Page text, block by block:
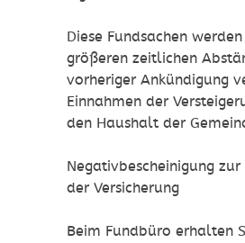
Diese Fundsachen
größeren zeitlichen
vorheriger Ankündigung
Einnahmen der
den Haushalt der
Negativbescheinigung
der Versicherung
Beim Fundbüro erhalten